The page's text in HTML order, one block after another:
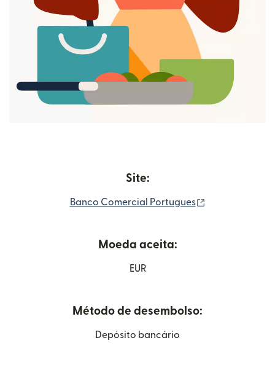
Site:
Banco Comercial Portugues
Moeda aceita:
EUR
Método de desembolso:
Depósito bancário